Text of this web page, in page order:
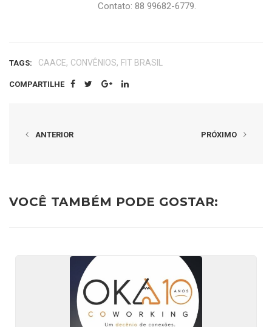
Contato: 88 99682-6779.
TAGS: CAACE, CONVÊNIOS, FIT BRASIL
COMPARTILHE
ANTERIOR PRÓXIMO
VOCÊ TAMBÉM PODE GOSTAR: